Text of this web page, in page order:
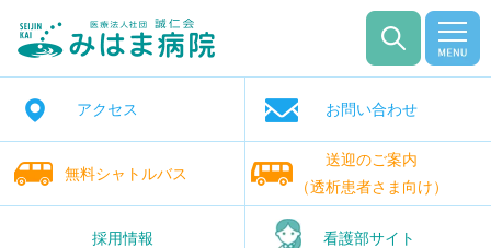
アクセス お問い合わせ
無料シャトルバス
送迎のご案内
（透析患者さま向け）
採用情報 看護部サイト